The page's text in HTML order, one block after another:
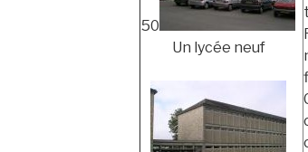
50
Un lycée neuf